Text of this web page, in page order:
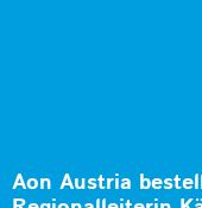
Aon Austria